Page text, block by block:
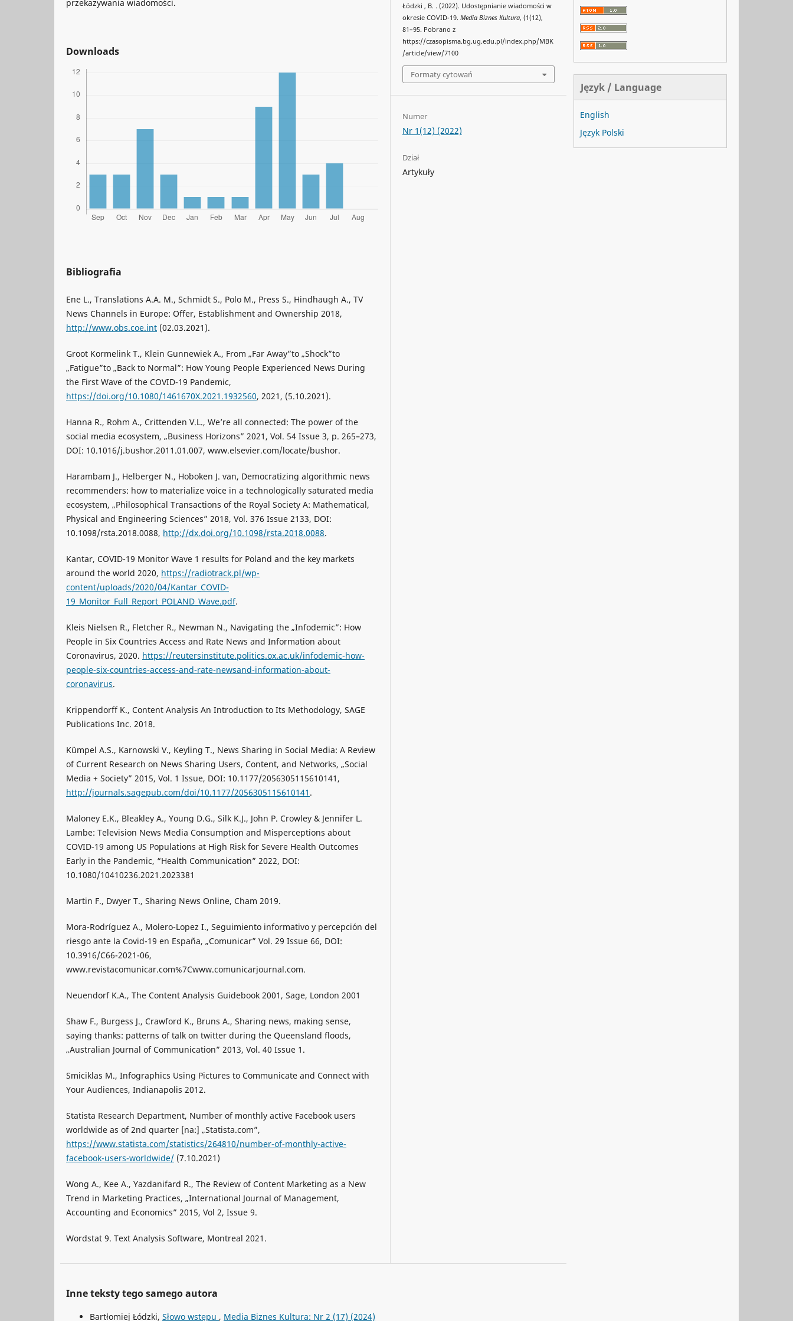
przekazywania wiadomości.
Downloads
Bibliografia
Ene L., Translations A.A. M., Schmidt S., Polo M., Press S., Hindhaugh A., TV
News Channels in Europe: Offer, Establishment and Ownership 2018,
http://www.obs.coe.int (02.03.2021).
Groot Kormelink T., Klein Gunnewiek A., From „Far Away”to „Shock”to
„Fatigue”to „Back to Normal”: How Young People Experienced News During
the First Wave of the COVID-19 Pandemic,
https://doi.org/10.1080/1461670X.2021.1932560, 2021, (5.10.2021).
Hanna R., Rohm A., Crittenden V.L., We’re all connected: The power of the
social media ecosystem, „Business Horizons” 2021, Vol. 54 Issue 3, p. 265–273,
DOI: 10.1016/j.bushor.2011.01.007, www.elsevier.com/locate/bushor.
Harambam J., Helberger N., Hoboken J. van, Democratizing algorithmic news
recommenders: how to materialize voice in a technologically saturated media
ecosystem, „Philosophical Transactions of the Royal Society A: Mathematical,
Physical and Engineering Sciences” 2018, Vol. 376 Issue 2133, DOI:
10.1098/rsta.2018.0088, http://dx.doi.org/10.1098/rsta.2018.0088.
Kantar, COVID-19 Monitor Wave 1 results for Poland and the key markets
around the world 2020, https://radiotrack.pl/wp-
content/uploads/2020/04/Kantar_COVID-
19_Monitor_Full_Report_POLAND_Wave.pdf.
Kleis Nielsen R., Fletcher R., Newman N., Navigating the „Infodemic”: How
People in Six Countries Access and Rate News and Information about
Coronavirus, 2020. https://reutersinstitute.politics.ox.ac.uk/infodemic-how-
people-six-countries-access-and-rate-newsand-information-about-
coronavirus.
Krippendorff K., Content Analysis An Introduction to Its Methodology, SAGE
Publications Inc. 2018.
Kümpel A.S., Karnowski V., Keyling T., News Sharing in Social Media: A Review
of Current Research on News Sharing Users, Content, and Networks, „Social
Media + Society” 2015, Vol. 1 Issue, DOI: 10.1177/2056305115610141,
http://journals.sagepub.com/doi/10.1177/2056305115610141 .
Maloney E.K., Bleakley A., Young D.G., Silk K.J., John P. Crowley & Jennifer L.
Lambe: Television News Media Consumption and Misperceptions about
COVID-19 among US Populations at High Risk for Severe Health Outcomes
Early in the Pandemic, “Health Communication” 2022, DOI:
10.1080/10410236.2021.2023381
Martin F., Dwyer T., Sharing News Online, Cham 2019.
Mora-Rodríguez A., Molero-Lopez I., Seguimiento informativo y percepción del
riesgo ante la Covid-19 en España, „Comunicar” Vol. 29 Issue 66, DOI:
10.3916/C66-2021-06,
www.revistacomunicar.com%7Cwww.comunicarjournal.com.
Neuendorf K.A., The Content Analysis Guidebook 2001, Sage, London 2001
Shaw F., Burgess J., Crawford K., Bruns A., Sharing news, making sense,
saying thanks: patterns of talk on twitter during the Queensland floods,
„Australian Journal of Communication” 2013, Vol. 40 Issue 1.
Smiciklas M., Infographics Using Pictures to Communicate and Connect with
Your Audiences, Indianapolis 2012.
Statista Research Department, Number of monthly active Facebook users
worldwide as of 2nd quarter [na:] „Statista.com”,
https://www.statista.com/statistics/264810/number-of-monthly-active-
facebook-users-worldwide/ (7.10.2021)
Wong A., Kee A., Yazdanifard R., The Review of Content Marketing as a New
Trend in Marketing Practices, „International Journal of Management,
Accounting and Economics” 2015, Vol 2, Issue 9.
Wordstat 9. Text Analysis Software, Montreal 2021.
Łódzki , B. . (2022). Udostępnianie wiadomości w
okresie COVID-19.Media Biznes Kultura, (1(12),
81–95. Pobrano z
https://czasopisma.bg.ug.edu.pl/index.php/MBK
/article/view/7100
Formaty cytowań
Numer
Nr 1(12) (2022)
Dział
Artykuły
Inne teksty tego samego autora
Bartłomiej Łódzki, Słowo wstępu , Media Biznes Kultura: Nr 2 (17) (2024)
Język / Language
English
Język Polski